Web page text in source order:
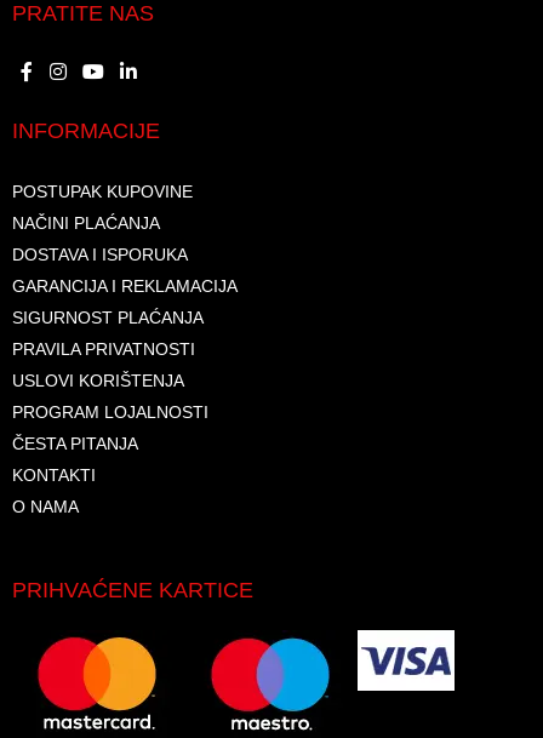
PRATITE NAS
INFORMACIJE
POSTUPAK KUPOVINE
NAČINI PLAĆANJA
DOSTAVA I ISPORUKA
GARANCIJA I REKLAMACIJA
SIGURNOST PLAĆANJA
PRAVILA PRIVATNOSTI
USLOVI KORIŠTENJA
PROGRAM LOJALNOSTI
ČESTA PITANJA
KONTAKTI
O NAMA
PRIHVAĆENE KARTICE